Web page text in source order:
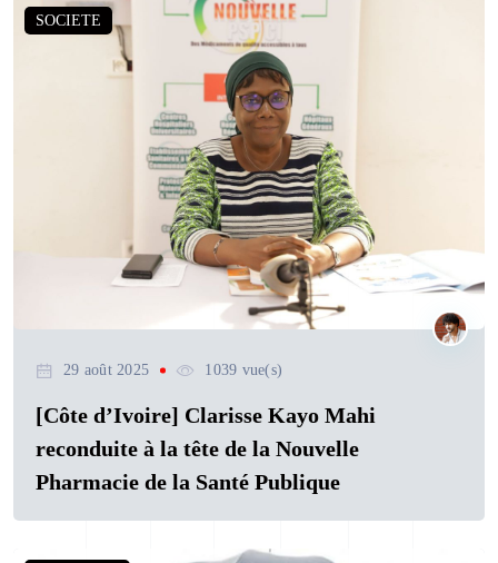
SOCIETE
29 août 2025 1039 vue(s)
[Côte d’Ivoire] Clarisse Kayo Mahi
reconduite à la tête de la Nouvelle
Pharmacie de la Santé Publique